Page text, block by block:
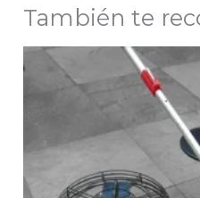
También te
precio
original
era:
$420.168.
es: